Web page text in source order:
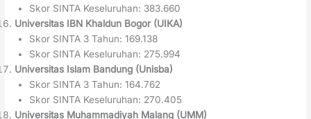
Skor SINTA Keseluruhan: 383.660
Universitas IBN Khaldun Bogor (UIKA)
Skor SINTA 3 Tahun: 169.138
Skor SINTA Keseluruhan: 275.994
Universitas Islam Bandung (Unisba)
Skor SINTA 3 Tahun: 164.762
Skor SINTA Keseluruhan: 270.405
Universitas Muhammadiyah Malang (UMM)